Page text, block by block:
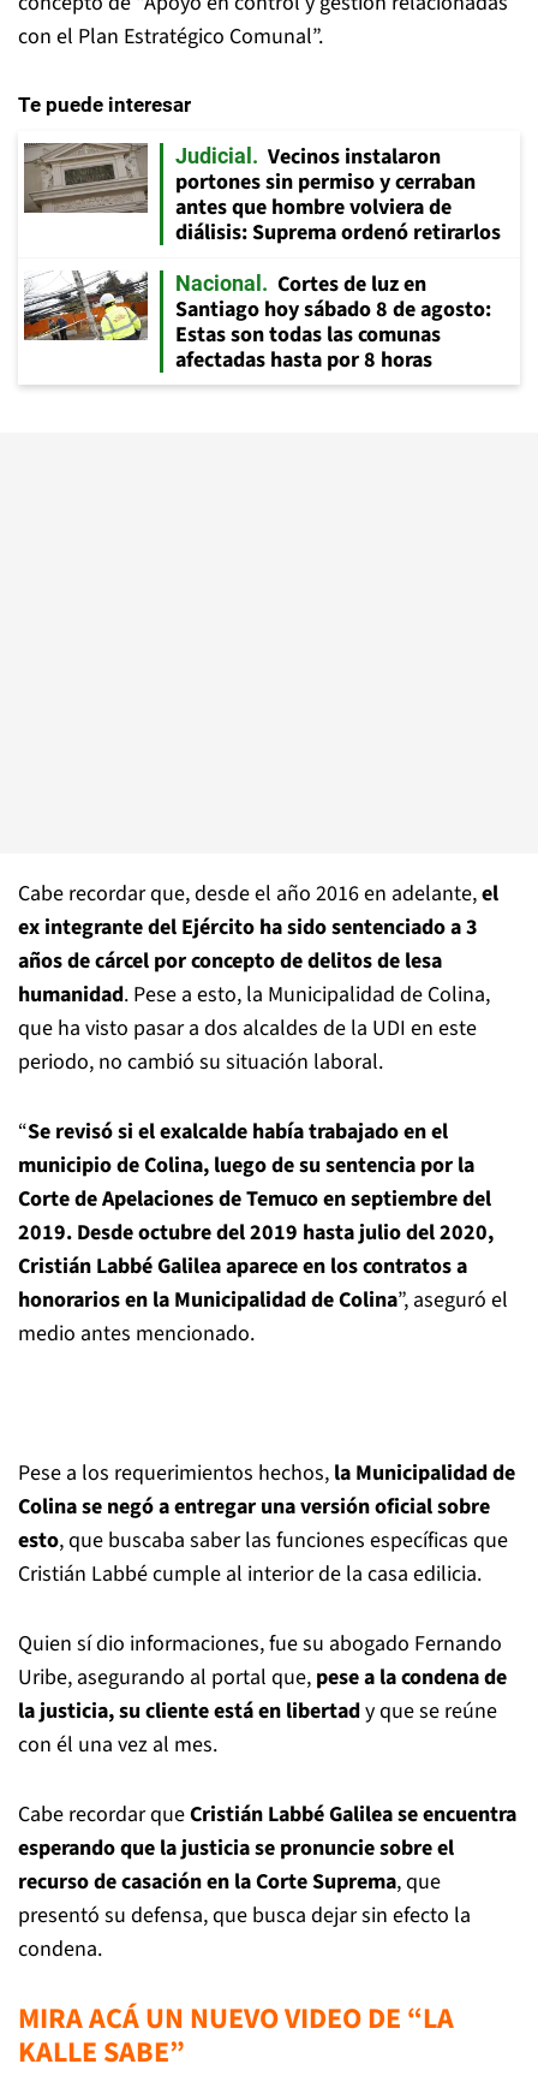
con el Plan Estratégico Comunal”.
Te puede interesar
Judicial
Vecinos instalaron
portones sin permiso y cerraban
antes que hombre volviera de
diálisis: Suprema ordenó retirarlos
Nacional
Cortes de luz en
Santiago hoy sábado 8 de agosto:
Estas son todas las comunas
afectadas hasta por 8 horas
Cabe recordar que, desde el año 2016 en adelante,el
ex integrante del Ejército ha sido sentenciado a 3
años de cárcel por concepto de delitos de lesa
humanidad. Pese a esto, la Municipalidad de Colina,
que ha visto pasar a dos alcaldes de la UDI en este
periodo, no cambió su situación laboral.
“Se revisó si el exalcalde había trabajado en el
municipio de Colina, luego de su sentencia por la
Corte de Apelaciones de Temuco en septiembre del
2019. Desde octubre del 2019 hasta julio del 2020,
Cristián Labbé Galilea aparece en los contratos a
honorarios en la Municipalidad de Colina”, aseguró el
medio antes mencionado.
Pese a los requerimientos hechos, la Municipalidad de
Colina se negó a entregar una versión oficial sobre
esto, que buscaba saber las funciones específicas que
Cristián Labbé cumple al interior de la casa edilicia.
Quien sí dio informaciones, fue su abogado Fernando
Uribe, asegurando al portal que, pese a la condena de
la justicia, su cliente está en libertady que se reúne
con él una vez al mes.
Cabe recordar queCristián Labbé Galilea se encuentra
esperando que la justicia se pronuncie sobre el
recurso de casación en la Corte Suprema, que
presentó su defensa, que busca dejar sin efecto la
condena.
MIRA ACÁ UN NUEVO VIDEO DE “LA
KALLE SABE”